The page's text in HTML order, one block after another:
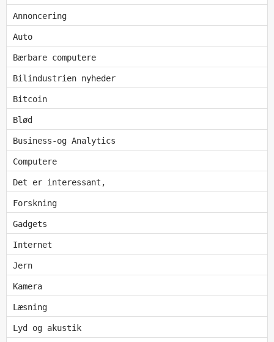
Annoncering
Auto
Bærbare computere
Bilindustrien nyheder
Bitcoin
Blød
Business-og Analytics
Computere
Det er interessant,
Forskning
Gadgets
Internet
Jern
Kamera
Læsning
Lyd og akustik